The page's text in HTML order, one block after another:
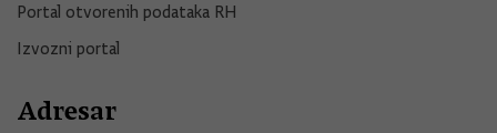
Portal otvorenih podataka RH
Izvozni portal
Adresar